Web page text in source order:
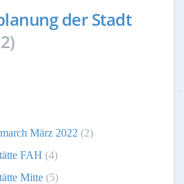
der Stadt
März 2022 (2)
FAH (4)
Mitte (5)